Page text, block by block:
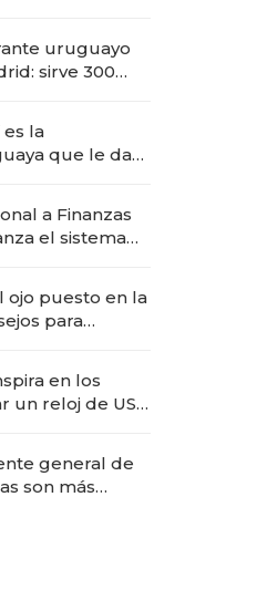
uruguayo
sirve 300
es la
que le da
a Finanzas
el sistema
ojo puesto en la
para
en los
un reloj de US$
general de
son más